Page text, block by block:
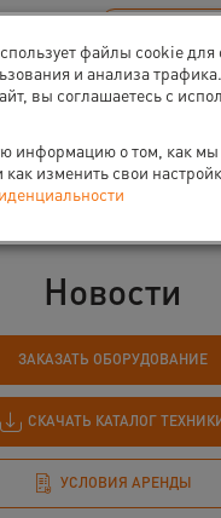
офисов
Новости
ЗАКАЗАТЬ ОБОРУДОВАНИЕ
СКАЧАТЬ КАТАЛОГ
УСЛОВИЯ АРЕНДЫ
файлы cookie для
и анализа
вы соглашаетесь с
информацию о том, как мы
изменить свои